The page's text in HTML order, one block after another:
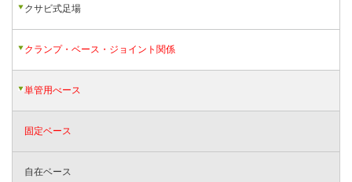
クサビ式足場
クランプ・ベース・ジョイント関係
単管用べース
固定ベース
自在ベース